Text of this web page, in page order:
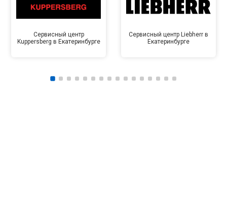
Сервисный центр
Kuppersberg в Екатеринбурге
Сервисный центр Liebherr в
Екатеринбурге